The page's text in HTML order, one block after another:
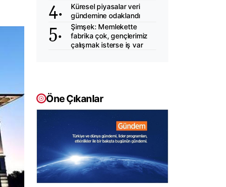
Küresel piyasalar veri
gündemine odaklandı
Şimşek: Memlekette
fabrika çok, gençlerimiz
çalışmak isterse iş var
Öne Çıkanlar